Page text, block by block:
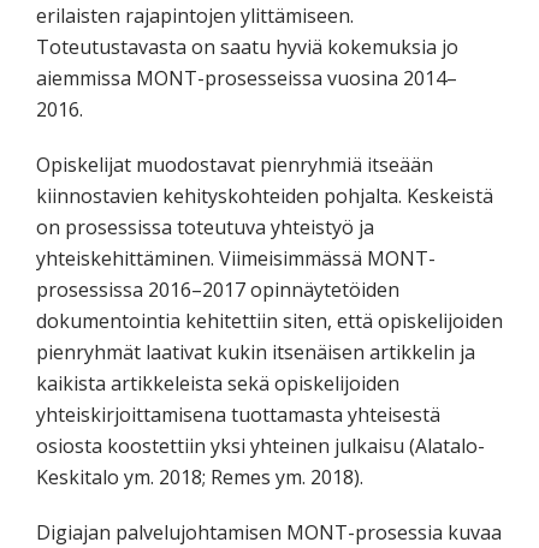
erilaisten rajapintojen ylittämiseen.
Toteutustavasta on saatu hyviä kokemuksia jo
aiemmissa MONT-prosesseissa vuosina 2014–
2016.
Opiskelijat muodostavat pienryhmiä itseään
kiinnostavien kehityskohteiden pohjalta. Keskeistä
on prosessissa toteutuva yhteistyö ja
yhteiskehittäminen. Viimeisimmässä MONT-
prosessissa 2016–2017 opinnäytetöiden
dokumentointia kehitettiin siten, että opiskelijoiden
pienryhmät laativat kukin itsenäisen artikkelin ja
kaikista artikkeleista sekä opiskelijoiden
yhteiskirjoittamisena tuottamasta yhteisestä
osiosta koostettiin yksi yhteinen julkaisu (Alatalo-
Keskitalo ym. 2018; Remes ym. 2018).
Digiajan palvelujohtamisen MONT-prosessia kuvaa